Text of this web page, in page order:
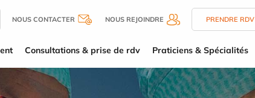
NOUS CONTACTER NOUS REJOINDRE PRENDRE RDV
Consultations & prise de rdv Praticiens & Spécialités